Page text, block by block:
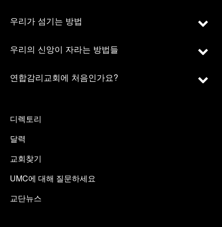
우리가 섬기는 방법
우리의 신앙이 자라는 방법들
연합감리교회에 처음인가요?
디렉토리
달력
교회찾기
UMC에 대해 질문하세요
교단뉴스